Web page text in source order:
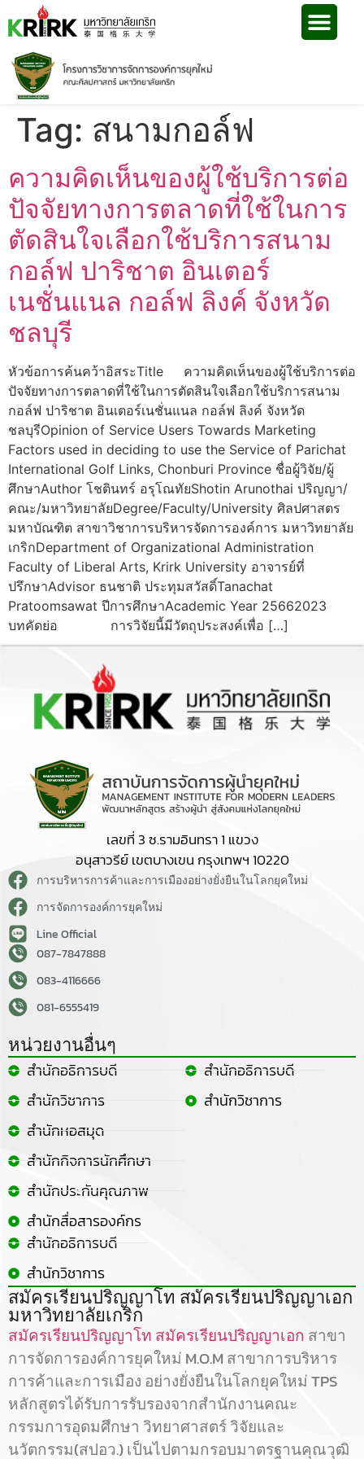
Tag: สนามกอล์ฟ
ความคิดเห็นของผู้ใช้บริการต่อ
ปัจจัยทางการตลาดที่ใช้ในการ
ตัดสินใจเลือกใช้บริการสนาม
กอล์ฟ ปาริชาต อินเตอร์
เนชั่นแนล กอล์ฟ ลิงค์ จังหวัด
ชลบุรี
หัวข้อการค้นคว้าอิสระTitle ความคิดเห็นของผู้ใช้บริการต่อ
ปัจจัยทางการตลาดที่ใช้ในการตัดสินใจเลือกใช้บริการสนาม
กอล์ฟ ปาริชาต อินเตอร์เนชั่นแนล กอล์ฟ ลิงค์ จังหวัด
ชลบุรีOpinion of Service Users Towards Marketing
Factors used in deciding to use the Service of Parichat
International Golf Links, Chonburi Province ชื่อผู้วิจัย/ผู้
ศึกษาAuthor โชตินทร์ อรุโณทัยShotin Arunothai ปริญญา/
คณะ/มหาวิทยาลัยDegree/Faculty/University ศิลปศาสตร
มหาบัณฑิต สาขาวิชาการบริหารจัดการองค์การ มหาวิทยาลัย
เกริกDepartment of Organizational Administration
Faculty of Liberal Arts, Krirk University อาจารย์ที่
ปรึกษาAdvisor ธนชาติ ประทุมสวัสดิ์Tanachat
Pratoomsawat ปีการศึกษาAcademic Year 25662023
บทคัดย่อ การวิจัยนี้มีวัตถุประสงค์เพื่อ […]
เลขที่ 3 ซ.รามอินทรา 1 แขวง
อนุสาวรีย์ เขตบางเขน กรุงเทพฯ 10220
การบริหารการค้าและการเมืองอย่างยั่งยืนในโลกยุคใหม่
การจัดการองค์การยุคใหม่
Line Official
087-7847888
083-4116666
081-6555419
หน่วยงานอื่นๆ
สำนักอธิการบดี
สำนักวิชาการ
สำนักหอสมุด
สำนักกิจการนักศึกษา
สำนักประกันคุณภาพ
สำนักสื่อสารองค์กร
สำนักอธิการบดี
สำนักวิชาการ
สำนักอธิการบดี
สำนักวิชาการ
สมัครเรียนปริญญาโท สมัครเรียนปริญญาเอก
มหาวิทยาลัยเกริก
สมัครเรียนปริญญาโท สมัครเรียนปริญญาเอก สาขา
การจัดการองค์การยุคใหม่ M.O.M สาขาการบริหาร
การค้าและการเมือง อย่างยั่งยืนในโลกยุคใหม่ TPS
หลักสูตรได้รับการรับรองจากสำนักงานคณะ
กรรมการอุดมศึกษา วิทยาศาสตร์ วิจัยและ
นวัตกรรม(สปอว.) เป็นไปตามกรอบมาตรฐานคุณวุฒิ